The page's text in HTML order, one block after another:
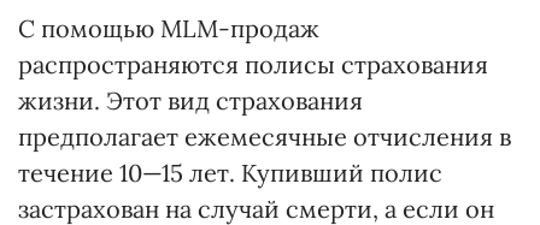
С помощью MLM-продаж
распространяются полисы страхования
жизни. Этот вид страхования
предполагает ежемесячные отчисления в
течение 10—15 лет. Купивший полис
застрахован на случай смерти, а если он